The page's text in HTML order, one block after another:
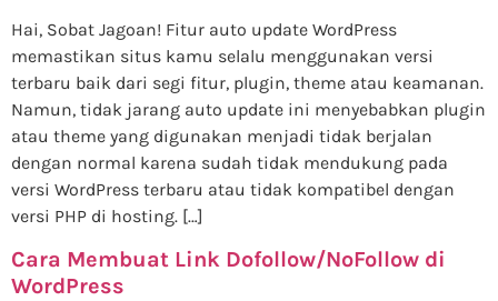
Hai, Sobat Jagoan! Fitur auto update WordPress
memastikan situs kamu selalu menggunakan versi
terbaru baik dari segi fitur, plugin, theme atau keamanan.
Namun, tidak jarang auto update ini menyebabkan plugin
atau theme yang digunakan menjadi tidak berjalan
dengan normal karena sudah tidak mendukung pada
versi WordPress terbaru atau tidak kompatibel dengan
versi PHP di hosting. […]
Cara Membuat Link Dofollow/NoFollow di
WordPress